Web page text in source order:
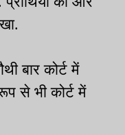
बार कोर्ट में
से भी कोर्ट में